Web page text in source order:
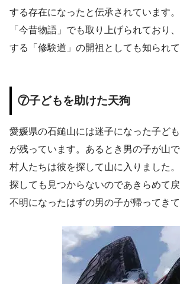
する存在になったと伝承されています
「今昔物語」でも取り上げられており
する「修験道」の開祖としても知られて
⑦子どもを助けた天狗
愛媛県の石鎚山には迷子になった子ど
が残っています。あるとき男の子が山で
村人たちは彼を探して山に入りました
探しても見つからないのであきらめて
不明になったはずの男の子が帰ってきて